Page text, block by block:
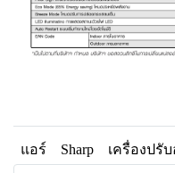
แอร์ Sharp เครื่องปรั